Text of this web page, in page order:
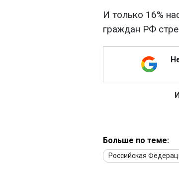
И только 16%
граждан РФ
Больше по теме:
Российская